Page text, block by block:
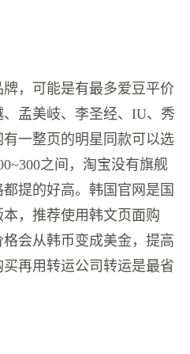
，可能是有最多爱豆平价
孟美岐、李圣经、IU、秀
一整页的明星同款可以选
之间，淘宝没有旗舰
提的好高。韩国官网是国
，推荐使用韩文页面购
会从韩币变成美金，提高
买再用转运公司转运是最省